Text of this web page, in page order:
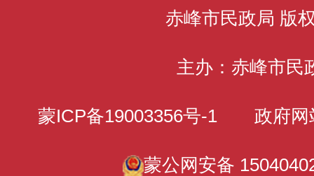
赤峰市民政局 版
主办：赤峰市民
蒙ICP备19003356号-1 政府网
蒙公网安备